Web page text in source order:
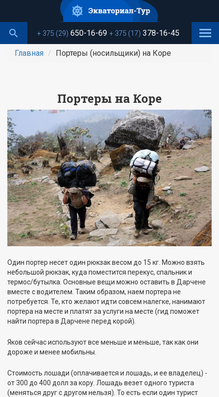
основному
содержанию+ 375 (29) 650-16-69 + 375 (17) 378-16-45
Главная Портеры (носильщики) на Коре
Портеры на Коре
Один портер несет один рюкзак весом до 15 кг. Можно взять
небольшой рюкзак, куда поместится перекус, спальник и
термос/бутылка. Основные вещи можно оставить в Дарчене
вместе с водителем. Таким образом, наем портера не
потребуется. Те, кто желают идти совсем налегке, нанимают
портера на месте и платят за услуги на месте (гид поможет
найти портера в Дарчене перед корой).
Яков сейчас используют все меньше и меньше, так как они
дороже и менее мобильны.
Стоимость лошади (оплачивается и лошадь, и ее владелец) -
от 300 до 400 долл за кору. Лошадь везет одного туриста
(меняться друг с другом нельзя). То есть если один турист